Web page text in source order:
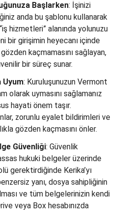
Başlarken: İşinizi
anda bu şablonu kullanarak
hizmetleri” alanında yolunuzu
bir girişimin heyecanı içinde
kaçmamasını sağlayan,
bir süreç sunar.
Uyum: Kuruluşunuzun Vermont
olarak uymasını sağlamanız
hayati önem taşır.
zorunlu eyalet bildirimleri ve
gözden kaçmasını önler.
Güvenliği: Güvenlik
hukuki belgeler üzerinde
gerektirdiğinde Kerika’yı
yanı, dosya sahipliğinin
ve tüm belgelerinizin kendi
veya Box hesabınızda